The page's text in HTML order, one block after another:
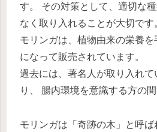
す。 その対策として、適切な
なく取り入れることが大切です
モリンガは、植物由来の栄養を
になって販売されています。
過去には、著名人が取り入れ
り、 腸内環境を意識する方の
モリンガは「奇跡の木」と呼